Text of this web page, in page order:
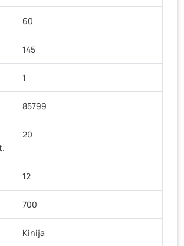
60
145
1
85799
20
12
700
Kinija